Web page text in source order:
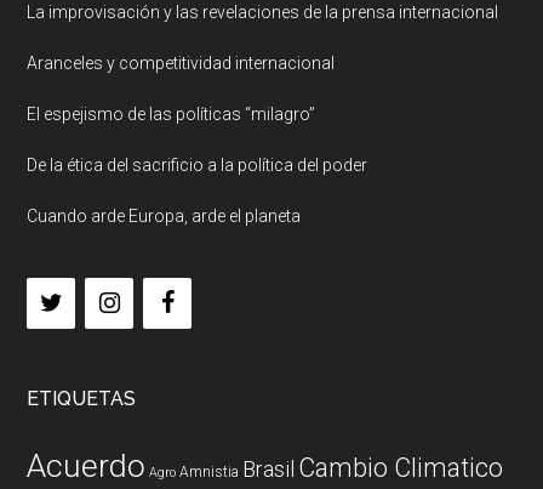
La improvisación y las revelaciones de la prensa internacional
Aranceles y competitividad internacional
El espejismo de las políticas “milagro”
De la ética del sacrificio a la política del poder
Cuando arde Europa, arde el planeta
ETIQUETAS
Acuerdo Agro Amnistia Brasil Cambio Climatico